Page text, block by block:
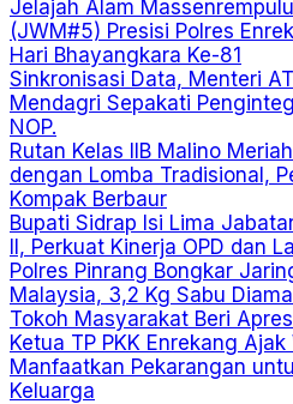
Jelajah Alam
(JWM#5) Presisi Polres
Hari Bhayangkara Ke-81
Sinkronisasi Data, Menteri
Mendagri Sepakati
NOP.
Rutan Kelas IIB Malino
dengan Lomba Tradisional,
Kompak Berbaur
Bupati Sidrap Isi Lima
II, Perkuat Kinerja OPD dan
Polres Pinrang Bongkar
Malaysia, 3,2 Kg Sabu
Tokoh Masyarakat Beri
Ketua TP PKK Enrekang
Manfaatkan Pekarangan
Keluarga